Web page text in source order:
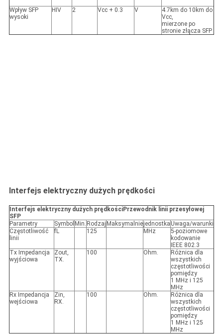
Wpływ SFP
wysoki
HIV 2 Vcc + 0.3 V
4.7km do 10km do
Vcc,
mierzone po
stronie złącza SFP
Interfejs elektryczny dużych prędkości
Interfejs elektryczny dużych prędkościPrzewodnik linii przesyłowej
SFP
Parametry
Symbol Min. Rodzaj Maksymalniejednostka Uwaga/warunki
Częstotliwość
linii
fL 125 MHz
5-poziomowe
kodowanie
IEEE 802.3
Tx Impedancja
wyjściowa
Zout,
TX.
100 Ohm.
Różnica dla
wszystkich
częstotliwości
pomiędzy
1 MHz i 125
MHz
Rx Impedancja
wejściowa
Zin,
RX.
100 Ohm.
Różnica dla
wszystkich
częstotliwości
pomiędzy
1 MHz i 125
MHz